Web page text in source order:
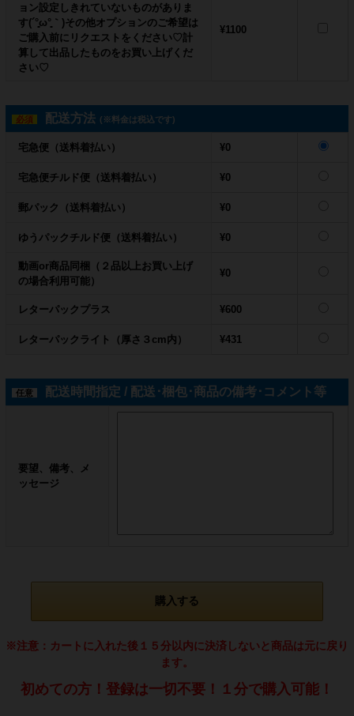
ョン設定しきれていないものがありま
す(´°̥̥̥̥̥̥̥̥ω°̥̥̥̥̥̥̥̥｀)その他オプションのご希望は
ご購入前にリクエストをください♡計
算して出品したものをお買い上げくだ
さい♡
¥1100
必須 配送方法 (※料金は税込です)
宅急便（送料着払い） ¥0
宅急便チルド便（送料着払い） ¥0
郵パック（送料着払い） ¥0
ゆうパックチルド便（送料着払い） ¥0
動画or商品同梱（２品以上お買い上げ
の場合利用可能）
¥0
レターパックプラス ¥600
レターパックライト（厚さ３cm内） ¥431
任意 配送時間指定 / 配送･梱包･商品の備考･コメント等
要望、備考、メ
ッセージ
購入する
※注意：カートに入れた後１５分以内に決済しないと商品は元に戻り
ます。
初めての方！登録は一切不要！１分で購入可能！